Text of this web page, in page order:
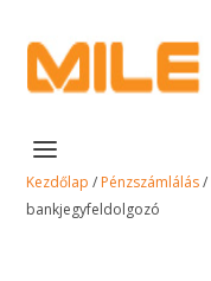
Kezdőlap / Pénzszámlálás/
bankjegyfeldolgozó